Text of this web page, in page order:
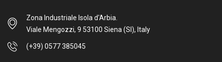
Zona Industriale Isola d'Arbia.
Viale Mengozzi, 9 53100 Siena (SI), Italy
(+39) 0577 385045